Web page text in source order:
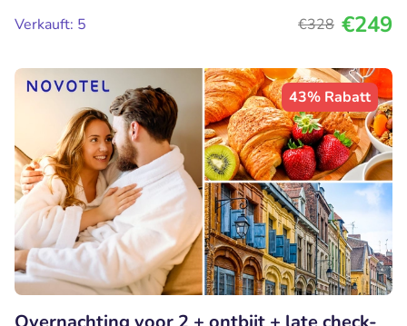
Verkauft: 5
€328 €249
43% Rabatt